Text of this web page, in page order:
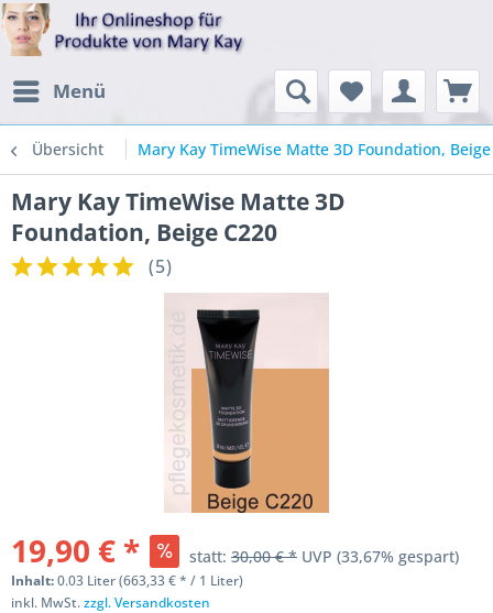
Menü
Übersicht Mary Kay TimeWise Matte 3D Foundation, Beige
Mary Kay TimeWise Matte 3D
Foundation, Beige C220
(5)
19,90 € * statt: 30,00 € * UVP (33,67% gespart)
Inhalt:0.03 Liter (663,33 € * / 1 Liter)
inkl. MwSt.zzgl. Versandkosten